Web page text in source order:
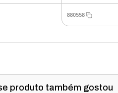
880558
produto também gostou